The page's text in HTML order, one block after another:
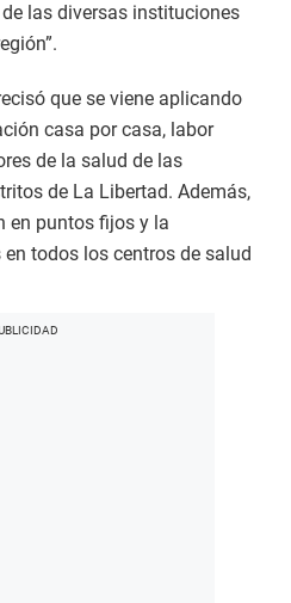
las diversas instituciones
que se viene aplicando
casa por casa, labor
de la salud de las
de La Libertad. Además,
en puntos fijos y la
todos los centros de salud